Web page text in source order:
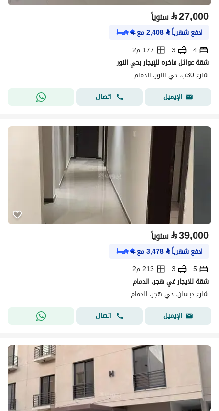
⃁27,000 سنوياً
ادفع شهرياً⃁
2,408مع
4
3
177 م2
شقة عوائل فاخره للإيجار بحي النور
شارع 30ب، حي النور، الدمام
الإيميل
اتصال
⃁39,000 سنوياً
ادفع شهرياً⃁
3,478مع
5
3
213 م2
شقة للايجار في هجر، الدمام
شارع دبسان، حي هجر، الدمام
الإيميل
اتصال